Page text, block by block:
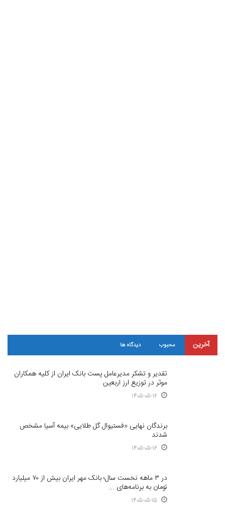
آخرین محبوب دیدگاه ها
تقدیر و تشکر مدیرعامل پست بانک ایران از کلیه همکاران
موثر در توزیع ارز اربعین
1405-05-16
برندگان نهایی «فستیوال گل طلایی» بیمه آسیا مشخص
شدند
1405-05-16
در ۳ ماهه نخست سال؛ بانک مهر ایران بیش از ۷۰ میلیارد
تومان به برنامه‌های ...
1405-05-15